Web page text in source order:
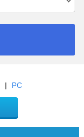
| PC